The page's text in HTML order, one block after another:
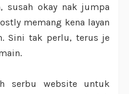
susah okay nak jumpa
memang kena layan
Sini tak perlu, terus je
serbu website untuk